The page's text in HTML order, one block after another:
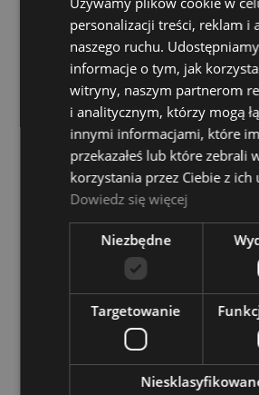
Tom Natural Wood
Yamaha SBF1615PWH Stage
Tom Pure White
personalizacji treści, reklam i
naszego ruchu.
informacje o tym, jak
witryny, naszym partnerom
i analitycznym, którzy mogą
innymi informacjami, które im
przekazałeś lub które zebrali
korzystania przez Ciebie z ich
Dowiedz się więcej
Niezbędne
Targetowanie